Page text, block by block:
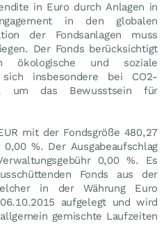
in Euro durch Anlagen in
in den globalen
der Fondsanlagen muss
Der Fonds berücksichtigt
ökologische und soziale
insbesondere bei CO2-
um das Bewusstsein für
mit der Fondsgröße 480,27
%. Der Ausgabeaufschlag
0,00 %. Es
Fonds aus der
in der Währung Euro
aufgelegt und wird
gemischte Laufzeiten